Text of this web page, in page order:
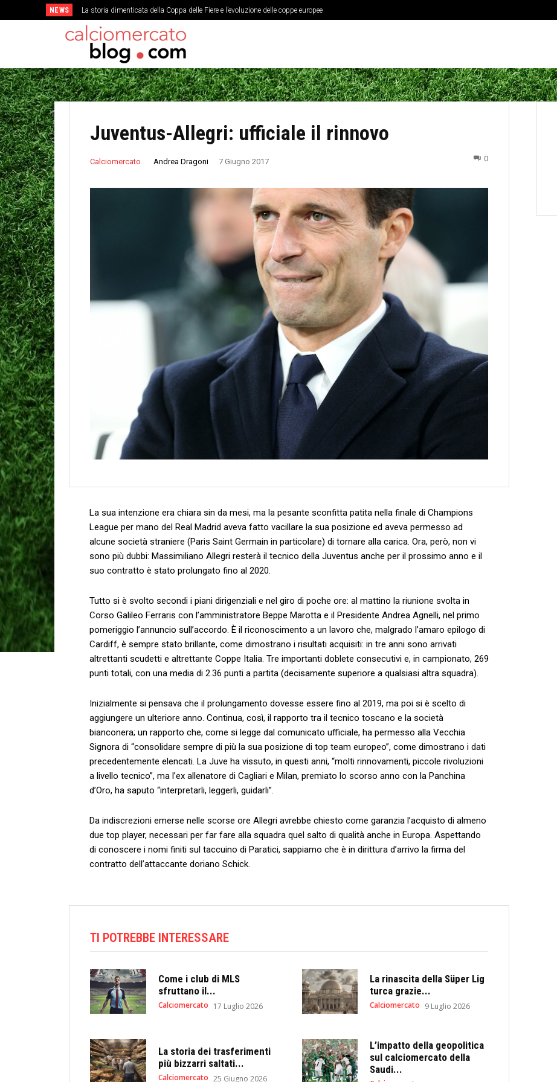
NEWS La storia dimenticata della Coppa delle Fiere e l’evoluzione delle coppe europee
Juventus-Allegri: ufficiale il rinnovo
Calciomercato Andrea Dragoni 7 Giugno 2017 0
La sua intenzione era chiara sin da mesi, ma la pesante sconfitta patita nella finale di Champions
League per mano del Real Madrid aveva fatto vacillare la sua posizione ed aveva permesso ad
alcune società straniere (Paris Saint Germain in particolare) di tornare alla carica. Ora, però, non vi
sono più dubbi: Massimiliano Allegri resterà il tecnico della Juventus anche per il prossimo anno e il
suo contratto è stato prolungato fino al 2020.
Tutto si è svolto secondi i piani dirigenziali e nel giro di poche ore: al mattino la riunione svolta in
Corso Galileo Ferraris con l’amministratore Beppe Marotta e il Presidente Andrea Agnelli, nel primo
pomeriggio l’annuncio sull’accordo. È il riconoscimento a un lavoro che, malgrado l’amaro epilogo di
Cardiff, è sempre stato brillante, come dimostrano i risultati acquisiti: in tre anni sono arrivati
altrettanti scudetti e altrettante Coppe Italia. Tre importanti doblete consecutivi e, in campionato, 269
punti totali, con una media di 2.36 punti a partita (decisamente superiore a qualsiasi altra squadra).
Inizialmente si pensava che il prolungamento dovesse essere fino al 2019, ma poi si è scelto di
aggiungere un ulteriore anno. Continua, così, il rapporto tra il tecnico toscano e la società
bianconera; un rapporto che, come si legge dal comunicato ufficiale, ha permesso alla Vecchia
Signora di “consolidare sempre di più la sua posizione di top team europeo”, come dimostrano i dati
precedentemente elencati. La Juve ha vissuto, in questi anni, “molti rinnovamenti, piccole rivoluzioni
a livello tecnico”, ma l’ex allenatore di Cagliari e Milan, premiato lo scorso anno con la Panchina
d’Oro, ha saputo “interpretarli, leggerli, guidarli”.
Da indiscrezioni emerse nelle scorse ore Allegri avrebbe chiesto come garanzia l’acquisto di almeno
due top player, necessari per far fare alla squadra quel salto di qualità anche in Europa. Aspettando
di conoscere i nomi finiti sul taccuino di Paratici, sappiamo che è in dirittura d’arrivo la firma del
contratto dell’attaccante doriano Schick.
TI POTREBBE INTERESSARE
Come i club di MLS
sfruttano il...
Calciomercato 17 Luglio 2026
La rinascita della Süper Lig
turca grazie...
Calciomercato 9 Luglio 2026
La storia dei trasferimenti
più bizzarri saltati...
Calciomercato 25 Giugno 2026
L’impatto della geopolitica
sul calciomercato della
Saudi...